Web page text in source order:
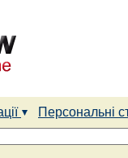
Персональні